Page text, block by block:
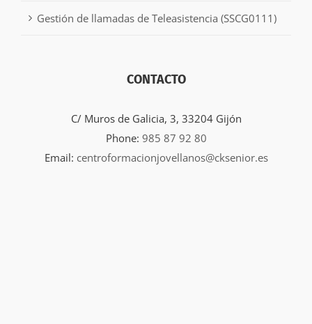
Gestión de llamadas de Teleasistencia (SSCG0111)
CONTACTO
C/ Muros de Galicia, 3, 33204 Gijón
Phone: 985 87 92 80
Email: centroformacionjovellanos@cksenior.es